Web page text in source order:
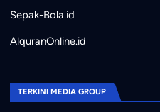
Sepak-Bola.id
AlquranOnline.id
TERKINI MEDIA GROUP